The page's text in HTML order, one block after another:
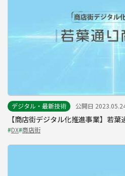
デジタル・最新技術
公開日
【商店街デジタル化推進事業】若葉
#DX#商店街